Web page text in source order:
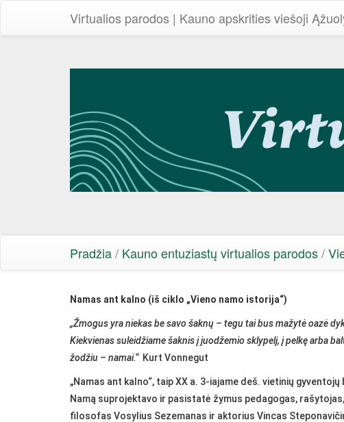
Virtualios parodos | Kauno apskrities viešoji
Pradžia/ Kauno entuziastų virtualios parodos/
Namas ant kalno (iš ciklo „Vieno namo istorija“)
„Žmogus yra niekas be savo šaknų – tegu tai bus mažytė oazė
Kiekvienas suleidžiame šaknis į juodžemio sklypelį, į pelkę arba
žodžiu – namai.“ Kurt Vonnegut
„Namas ant kalno“, taip XX a. 3-iajame deš. vietinių gyventojų
Namą suprojektavo ir pasistatė žymus pedagogas,
filosofas Vosylius Sezemanas ir aktorius Vincas